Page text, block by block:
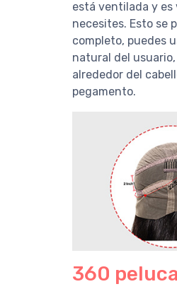
está ventilada y es
necesites. Esto se
completo, puedes
natural del
alrededor del
pegamento.
360